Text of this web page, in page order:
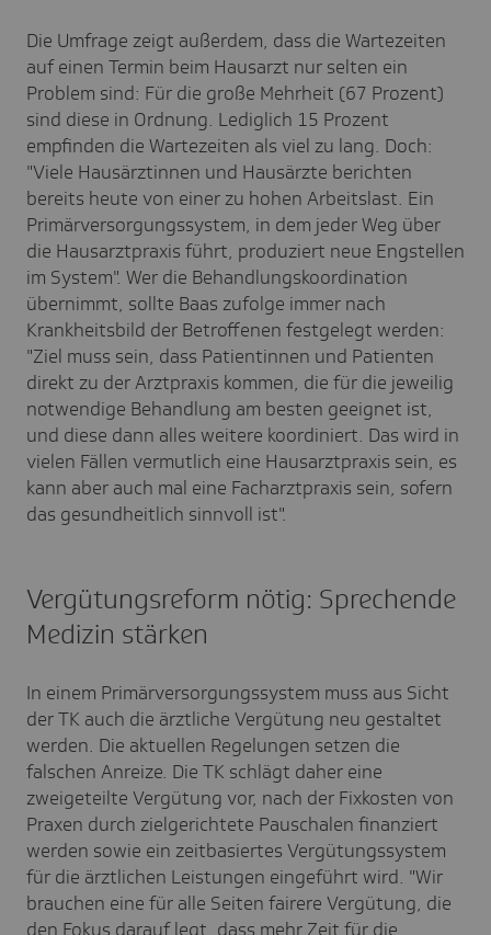
Die Umfrage zeigt außerdem, dass die Wartezeiten
auf einen Termin beim Hausarzt nur selten ein
Problem sind: Für die große Mehrheit (67 Prozent)
sind diese in Ordnung. Lediglich 15 Prozent
empfinden die Wartezeiten als viel zu lang. Doch:
"Viele Hausärztinnen und Hausärzte berichten
bereits heute von einer zu hohen Arbeitslast. Ein
Primärversorgungssystem, in dem jeder Weg über
die Hausarztpraxis führt, produziert neue Engstellen
im System". Wer die Behandlungskoordination
übernimmt, sollte Baas zufolge immer nach
Krankheitsbild der Betroffenen festgelegt werden:
"Ziel muss sein, dass Patientinnen und Patienten
direkt zu der Arztpraxis kommen, die für die jeweilig
notwendige Behandlung am besten geeignet ist,
und diese dann alles weitere koordiniert. Das wird in
vielen Fällen vermutlich eine Hausarztpraxis sein, es
kann aber auch mal eine Facharztpraxis sein, sofern
das gesundheitlich sinnvoll ist".
Vergütungsreform nötig: Sprechende
Medizin stärken
In einem Primärversorgungssystem muss aus Sicht
der TK auch die ärztliche Vergütung neu gestaltet
werden. Die aktuellen Regelungen setzen die
falschen Anreize. Die TK schlägt daher eine
zweigeteilte Vergütung vor, nach der Fixkosten von
Praxen durch zielgerichtete Pauschalen finanziert
werden sowie ein zeitbasiertes Vergütungssystem
für die ärztlichen Leistungen eingeführt wird. "Wir
brauchen eine für alle Seiten fairere Vergütung, die
den Fokus darauf legt, dass mehr Zeit für die